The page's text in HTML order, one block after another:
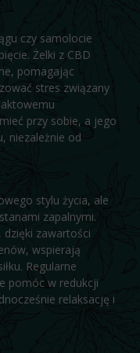
czy samolocie
Żelki z CBD
pomagając
stres związany
przy sobie, a jego
niezależnie od
stylu życia, ale
zapalnymi.
dzięki zawartości
wspierają
Regularne
pomóc w redukcji
relaksację i